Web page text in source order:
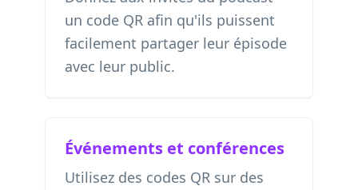
un code QR afin qu'ils puissent
facilement partager leur épisode
avec leur public.
Événements et conférences
Utilisez des codes QR sur des